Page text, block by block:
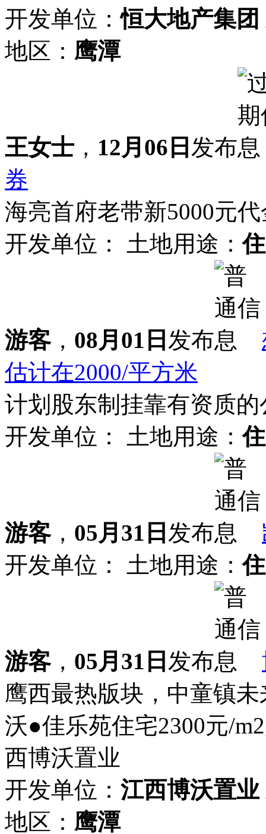
开发单位：恒大地产集团
地区： 鹰潭
王女士 ， 12月06日 发布
券
海亮首府老带新5000元
开发单位：
土地用途：
游客， 08月01日 发布
估计在2000/平方米
计划股东制挂靠有资质的
开发单位：
土地用途：
游客， 05月31日 发布
开发单位：
土地用途：
游客， 05月31日 发布
鹰西最热版块，中童镇
沃●佳乐苑住宅2300元/
西博沃置业
开发单位： 江西博沃置业
地区： 鹰潭